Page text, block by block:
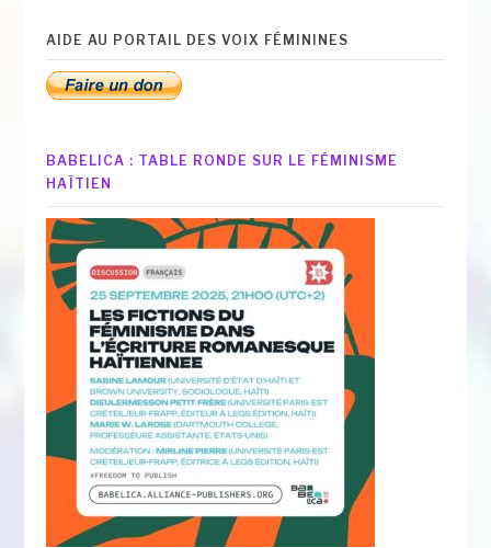
AIDE AU PORTAIL DES VOIX FÉMININES
BABELICA : TABLE RONDE SUR LE FÉMINISME
HAÏTIEN